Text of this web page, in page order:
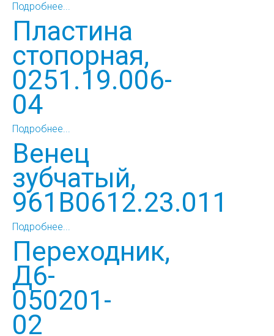
Подробнее...
Пластина
стопорная,
0251.19.006-
04
Подробнее...
Венец
зубчатый,
961В0612.23.011
Подробнее...
Переходник,
Д6-
050201-
02